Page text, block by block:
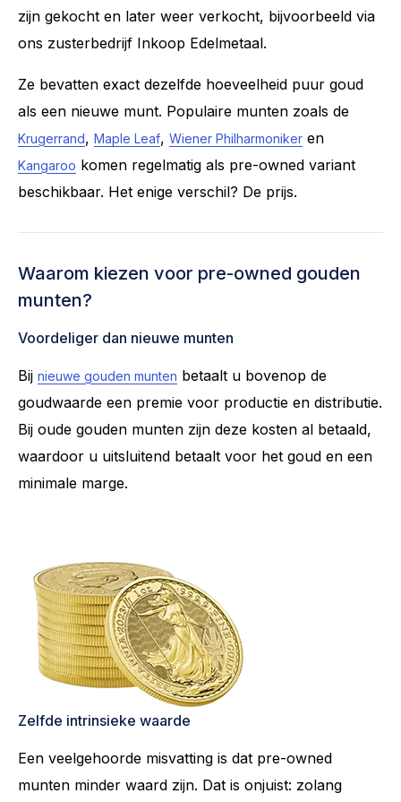
zijn gekocht en later weer verkocht, bijvoorbeeld via
ons zusterbedrijf Inkoop Edelmetaal.
Ze bevatten exact dezelfde hoeveelheid puur goud
als een nieuwe munt. Populaire munten zoals de
Krugerrand, Maple Leaf, Wiener Philharmoniker en
Kangaroo komen regelmatig als pre-owned variant
beschikbaar. Het enige verschil? De prijs.
Waarom kiezen voor pre-owned gouden
munten?
Voordeliger dan nieuwe munten
Bij nieuwe gouden munten betaalt u bovenop de
goudwaarde een premie voor productie en distributie.
Bij oude gouden munten zijn deze kosten al betaald,
waardoor u uitsluitend betaalt voor het goud en een
minimale marge.
Zelfde intrinsieke waarde
Een veelgehoorde misvatting is dat pre-owned
munten minder waard zijn. Dat is onjuist: zolang